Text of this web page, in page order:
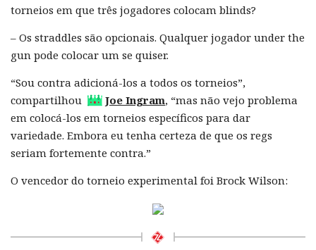
torneios em que três jogadores colocam blinds?
– Os straddles são opcionais. Qualquer jogador under the
gun pode colocar um se quiser.
“Sou contra adicioná-los a todos os torneios”,
compartilhou
Joe Ingram, “mas não vejo problema
em colocá-los em torneios específicos para dar
variedade. Embora eu tenha certeza de que os regs
seriam fortemente contra.”
O vencedor do torneio experimental foi Brock Wilson: